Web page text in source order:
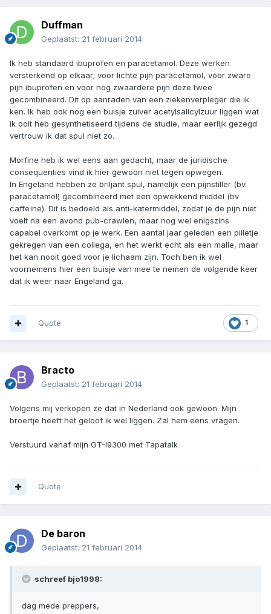
Duffman
Geplaatst: 21 februari 2014
Ik heb standaard ibuprofen en paracetamol. Deze werken
versterkend op elkaar; voor lichte pijn paracetamol, voor zware
pijn ibuprofen en voor nog zwaardere pijn deze twee
gecombineerd. Dit op aanraden van een ziekenverpleger die ik
ken. Ik heb ook nog een buisje zuiver acetylsalicylzuur liggen wat
ik ooit heb gesynthetiseerd tijdens de studie, maar eerlijk gezegd
vertrouw ik dat spul niet zo.
Morfine heb ik wel eens aan gedacht, maar de juridische
consequenties vind ik hier gewoon niet tegen opwegen.
In Engeland hebben ze briljant spul, namelijk een pijnstiller (bv
paracetamol) gecombineerd met een opwekkend middel (bv
caffeïne). Dit is bedoeld als anti-katermiddel, zodat je de pijn niet
voelt na een avond pub-crawlen, maar nog wel enigszins
capabel overkomt op je werk. Een aantal jaar geleden een pilletje
gekregen van een collega, en het werkt echt als een malle, maar
het kan nooit goed voor je lichaam zijn. Toch ben ik wel
voornemens hier een buisje van mee te nemen de volgende keer
dat ik weer naar Engeland ga.
1
Quote
Bracto
Geplaatst: 21 februari 2014
Volgens mij verkopen ze dat in Nederland ook gewoon. Mijn
broertje heeft het geloof ik wel liggen. Zal hem eens vragen.
Verstuurd vanaf mijn GT-I9300 met Tapatalk
Quote
De baron
Geplaatst: 21 februari 2014
schreef bjo1998:
dag mede preppers,